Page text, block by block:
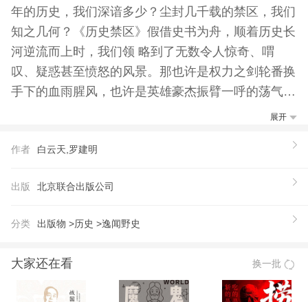
年的历史，我们深谙多少？尘封几千载的禁区，我们
知之几何？《历史禁区》假借史书为舟，顺着历史长
河逆流而上时，我们领 略到了无数令人惊奇、喟
叹、疑惑甚至愤怒的风景。那也许是权力之剑轮番换
手下的血雨腥风，也许是英雄豪杰振臂一呼的荡气回
肠，也许是可悲 可叹之人于因果轮回间的人生际
语】
待那支探索火炬的亮起帝王的秘辛、离奇的谜案、战
人和事存渐行渐近的好奇下，缓慢启岁月的封印，褪
探索发现系列，宛如一个色彩斑谰、光怪陆离的万花
筒，真实再现了大干世界的神奇瞬司，精彩诠释了人
展开
作者 白云天,罗建明
出版 北京联合出版公司
分类 出版物 >历史 >逸闻野史
大家还在看 换一批